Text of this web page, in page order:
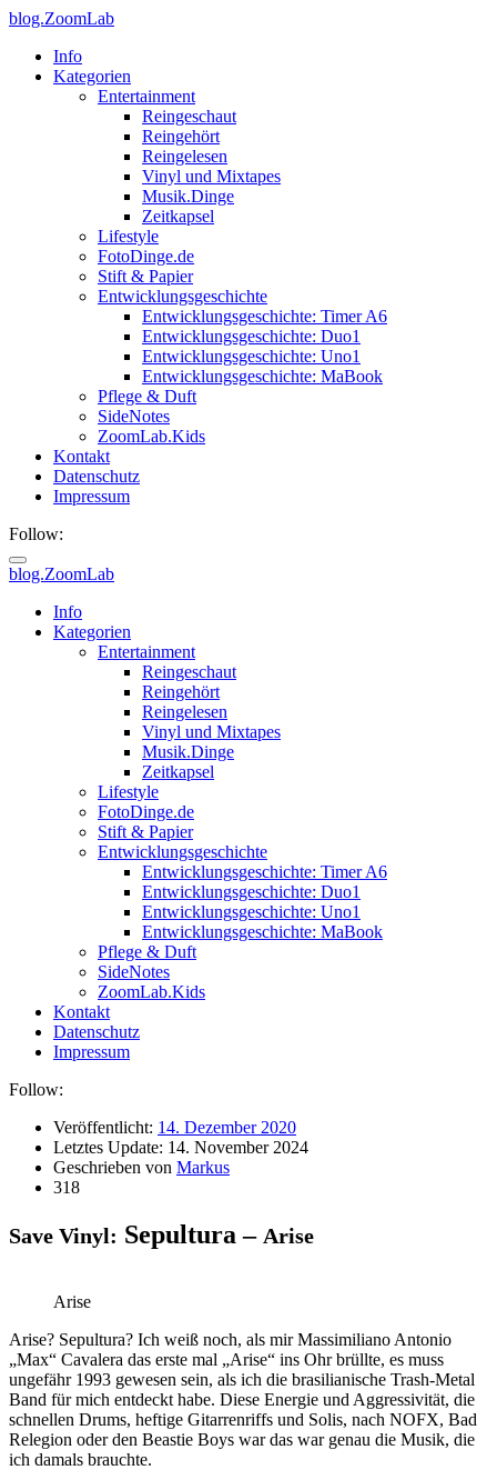
blog.ZoomLab
Info
Kategorien
Entertainment
Reingeschaut
Reingehört
Reingelesen
Vinyl und Mixtapes
Musik.Dinge
Zeitkapsel
Lifestyle
FotoDinge.de
Stift & Papier
Entwicklungsgeschichte
Entwicklungsgeschichte: Timer A6
Entwicklungsgeschichte: Duo1
Entwicklungsgeschichte: Uno1
Entwicklungsgeschichte: MaBook
Pflege & Duft
SideNotes
ZoomLab.Kids
Kontakt
Datenschutz
Impressum
Follow:
blog.ZoomLab
Info
Kategorien
Entertainment
Reingeschaut
Reingehört
Reingelesen
Vinyl und Mixtapes
Musik.Dinge
Zeitkapsel
Lifestyle
FotoDinge.de
Stift & Papier
Entwicklungsgeschichte
Entwicklungsgeschichte: Timer A6
Entwicklungsgeschichte: Duo1
Entwicklungsgeschichte: Uno1
Entwicklungsgeschichte: MaBook
Pflege & Duft
SideNotes
ZoomLab.Kids
Kontakt
Datenschutz
Impressum
Follow:
Veröffentlicht: 14. Dezember 2020
Letztes Update: 14. November 2024
Geschrieben von Markus
318
Save Vinyl: Sepultura – Arise
Arise
Arise? Sepultura? Ich weiß noch, als mir Massimiliano Antonio
„Max“ Cavalera das erste mal „Arise“ ins Ohr brüllte, es muss
ungefähr 1993 gewesen sein, als ich die brasilianische Trash-Metal
Band für mich entdeckt habe. Diese Energie und Aggressivität, die
schnellen Drums, heftige Gitarrenriffs und Solis, nach NOFX, Bad
Relegion oder den Beastie Boys war das war genau die Musik, die
ich damals brauchte.